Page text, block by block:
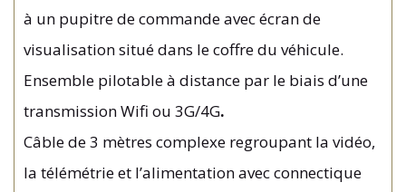
à un pupitre de commande avec écran de
visualisation situé dans le coffre du véhicule.
Ensemble pilotable à distance par le biais d’une
transmission Wifi ou 3G/4G.
Câble de 3 mètres complexe regroupant la vidéo,
la télémétrie et l’alimentation avec connectique